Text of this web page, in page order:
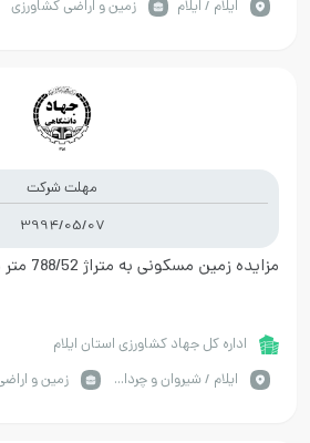
ايلام / ایلام
زمین و اراضی کشاورزی
مهلت شرکت
3994/05/07
مزایده زمین مسکونی به متراژ 788/52 متر در شیروان و چرداول
اداره کل جهاد کشاورزی استان ایلام
ايلام / شیروان و چرداول